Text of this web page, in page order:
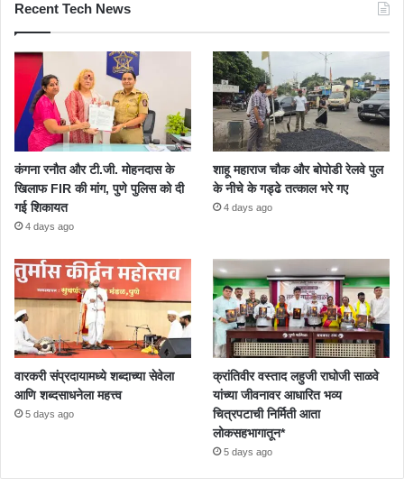
Recent Tech News
कंगना रनौत और टी.जी. मोहनदास के
खिलाफ FIR की मांग, पुणे पुलिस को दी
गई शिकायत
4 days ago
शाहू महाराज चौक और बोपोडी रेलवे पुल
के नीचे के गड्ढे तत्काल भरे गए
4 days ago
वारकरी संप्रदायामध्ये शब्दाच्या सेवेला
आणि शब्दसाधनेला महत्त्व
5 days ago
क्रांतिवीर वस्ताद लहुजी राघोजी साळवे
यांच्या जीवनावर आधारित भव्य
चित्रपटाची निर्मिती आता
लोकसहभागातून*
5 days ago